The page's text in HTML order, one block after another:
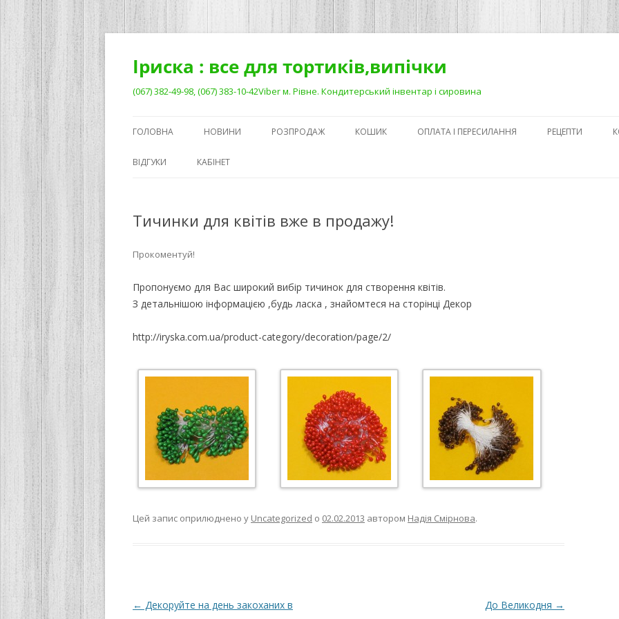
Перейти
Іриска : все для тортиків,випічки
(067) 382-49-98, (067) 383-10-42Viber м. Рівне. Кондитерський інвентар і сировина
ГОЛОВНА НОВИНИ РОЗПРОДАЖ КОШИК ОПЛАТА І ПЕРЕСИЛАННЯ РЕЦЕПТИ
АБО ЯК
ТОРТУ,РЕЦЕПТ
РЕЦЕПТ
ПОКРИТТЯ
РЕЦЕПТ
МИГДАЛЬНЕ
“ЗГУЩЕНОГО
НЕ БУВАЄ АБО
ДЕСЕРТ
ВІДГУКИ КАБІНЕТ
Тичинки для квітів вже в продажу!
Прокоментуй!
Пропонуємо для Вас широкий вибір тичинок для створення квітів.
З детальнішою інформацією ,будь ласка , знайомтеся на сторінці Декор
http://iryska.com.ua/product-category/decoration/page/2/
Цей запис оприлюднено у Uncategorized о 02.02.2013 автором Надія Смірнова.
Навігація
← Декоруйте на день закоханих в
До Великодня →